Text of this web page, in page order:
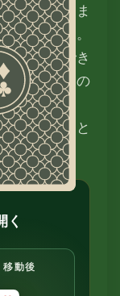
さえておきま
せません。
ることもでき
けないときの
——色が違
列に置こうと
く
移動後